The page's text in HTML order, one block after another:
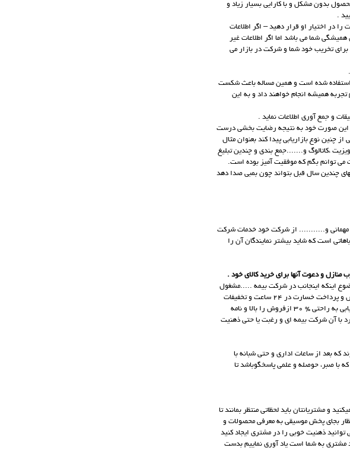
بدون مشکل و با کارایی بسیار زیاد و
.
را در اختیار او قرار دهید – اگر اطلاعات
شما می باشد اما اگر اطلاعات غیر
تخریب خود شما و شرکت در بازار می
استفاده شده است و همین مساله باعث شکست
تجربه همیشه انجام خواهند داد و به این
و جمع آوری اطلاعات نماید .
در این صورت خود به نتیجه رضایت بخشی درست
چنین نوع بازاریابی پیدا کند بعنوان مثال
،کاتالوگ و.......جمع بندی و چندین تبلیغ
می توانم بگم که موفقیت آمیز بوده است.
چندین سال قبل بتواند چون بمبی صدا دهد
و مهمانی و........... از شرکت خود خدمات شرکت
است که شاید بیشتر نمایندگان آن را
اینکه اینجانب در شرکت بیمه .....مشغول
به کار شده و در این شرکت تمامی خدمات بیمه ای از جمله.......با خدمات بعد از فروش و پرداخت خسارت در 24 ساعت و تخفیفات
........ و بصورت اقساط ، بدون بهره و کارمزد و غیره ارائه نمایم که چنین روش بازاریابی به راحتی % 30 ازفروش را بالا و نامه
با آن شرکت بیمه ای و رغبت یا حتی ذهنیت
که بعد از ساعات اداری و حتی شبانه با
که با صبر، حوصله و علمی پاسخگوباشد تا
و مشتریانتان باید لحظاتی منتظر بمانند تا
بجای پخش موسیقی به معرفی محصولات و
توانید ذهنیت خوبی را در مشتری ایجاد کنید
به شما است یاد آوری نماییم بدست